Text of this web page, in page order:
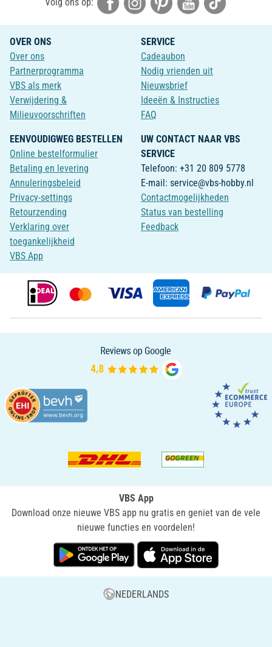
OVER ONS
Over ons
Partnerprogramma
VBS als merk
Verwijdering &
Milieuvoorschriften
SERVICE
Cadeaubon
Nodig vrienden uit
Nieuwsbrief
Ideeën & Instructies
FAQ
EENVOUDIGWEG BESTELLEN
Online bestelformulier
Betaling en levering
Annuleringsbeleid
Privacy-settings
Retourzending
Verklaring over
toegankelijkheid
VBS App
UW CONTACT NAAR VBS
SERVICE
Telefoon: +31 20 809 5778
E-mail: service@vbs-hobby.nl
Contactmogelijkheden
Status van bestelling
Feedback
VBS App
Download onze nieuwe VBS app nu gratis en geniet van de vele
nieuwe functies en voordelen!
NEDERLANDS